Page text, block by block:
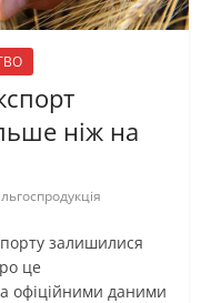
ніж на
залишилися
це
офіційними даними